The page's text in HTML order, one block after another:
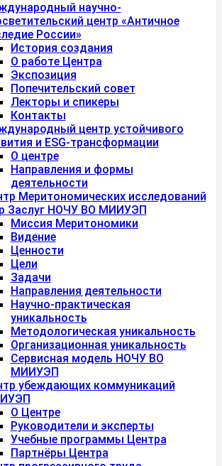
научно-
центр «Античное
России»
История создания
О работе Центра
Экспозиция
Попечительский совет
Лекторы и спикеры
Контакты
центр устойчивого
и ESG-трансформации
О центре
Направления и формы
деятельности
Меритономических исследований
Заслуг НОЧУ ВО МИИУЭП
Миссия Меритономики
Видение
Ценности
Цели
Задачи
Направления деятельности
Научно-практическая
уникальность
Методологическая уникальность
Организационная уникальность
Сервисная модель НОЧУ ВО
МИИУЭП
убеждающих коммуникаций
О Центре
Руководители и эксперты
Учебные программы Центра
Партнёры Центра